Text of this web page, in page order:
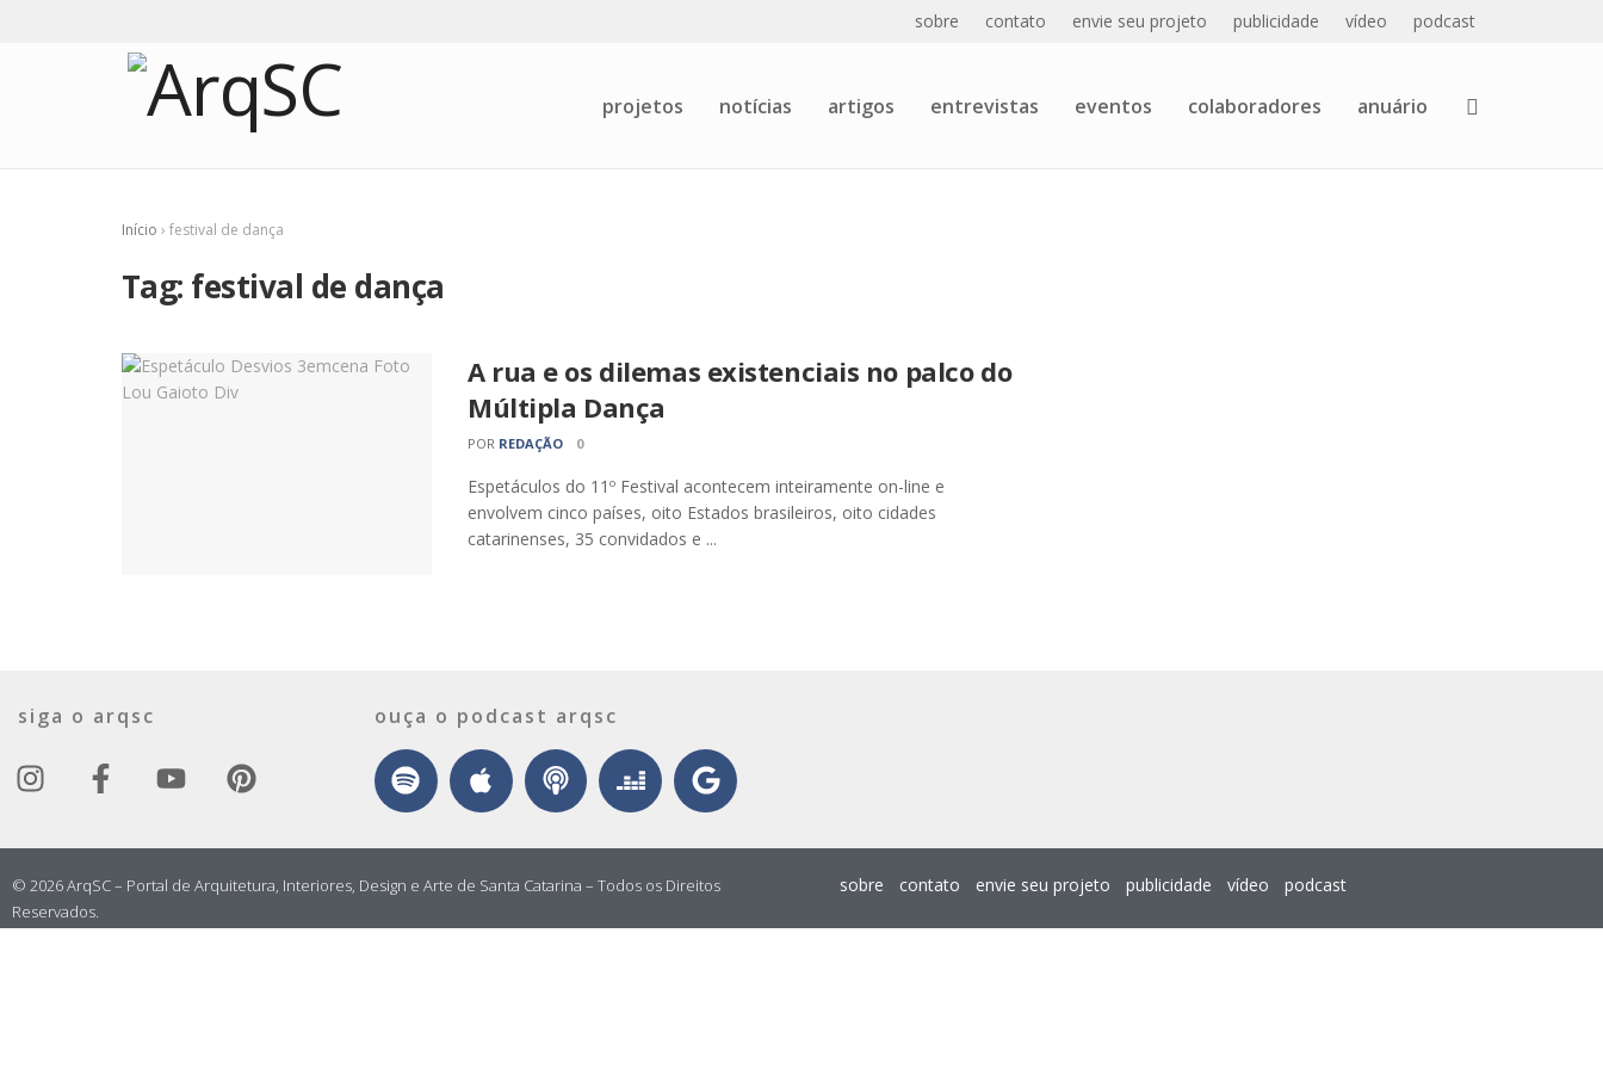
sobre contato envie seu projeto publicidade vídeo podcast
projetos notícias artigos entrevistas eventos colaboradores anuário
Início › festival de dança
Tag: festival de dança
A rua e os dilemas existenciais no palco do
Múltipla Dança
POR REDAÇÃO 0
Espetáculos do 11º Festival acontecem inteiramente on-line e
envolvem cinco países, oito Estados brasileiros, oito cidades
catarinenses, 35 convidados e ...
siga o arqsc ouça o podcast arqsc
© 2026 ArqSC – Portal de Arquitetura, Interiores, Design e Arte de Santa Catarina – Todos os Direitos
Reservados.
sobre contato envie seu projeto publicidade vídeo podcast